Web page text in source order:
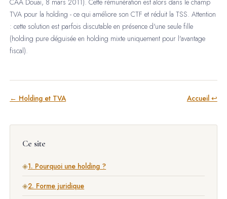
CAA Douai, 8 mars 2011). Cette rémunération est alors dans le champ
TVA pour la holding - ce qui améliore son CTF et réduit la TSS. Attention
: cette solution est parfois discutable en présence d'une seule fille
(holding pure déguisée en holding mixte uniquement pour l'avantage
fiscal).
← Holding et TVA Accueil ↩
Ce site
◈1. Pourquoi une holding ?
◈2. Forme juridique